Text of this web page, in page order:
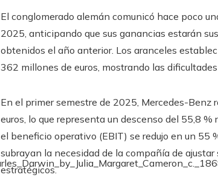
El conglomerado alemán comunicó hace poco
2025, anticipando que sus ganancias estarán
obtenidos el año anterior. Los aranceles
362 millones de euros, mostrando las
En el primer semestre de 2025, Mercedes-
euros, lo que representa un descenso del 55,8
el beneficio operativo (EBIT) se redujo en un 55
subrayan la necesidad de la compañía de
estratégicos.